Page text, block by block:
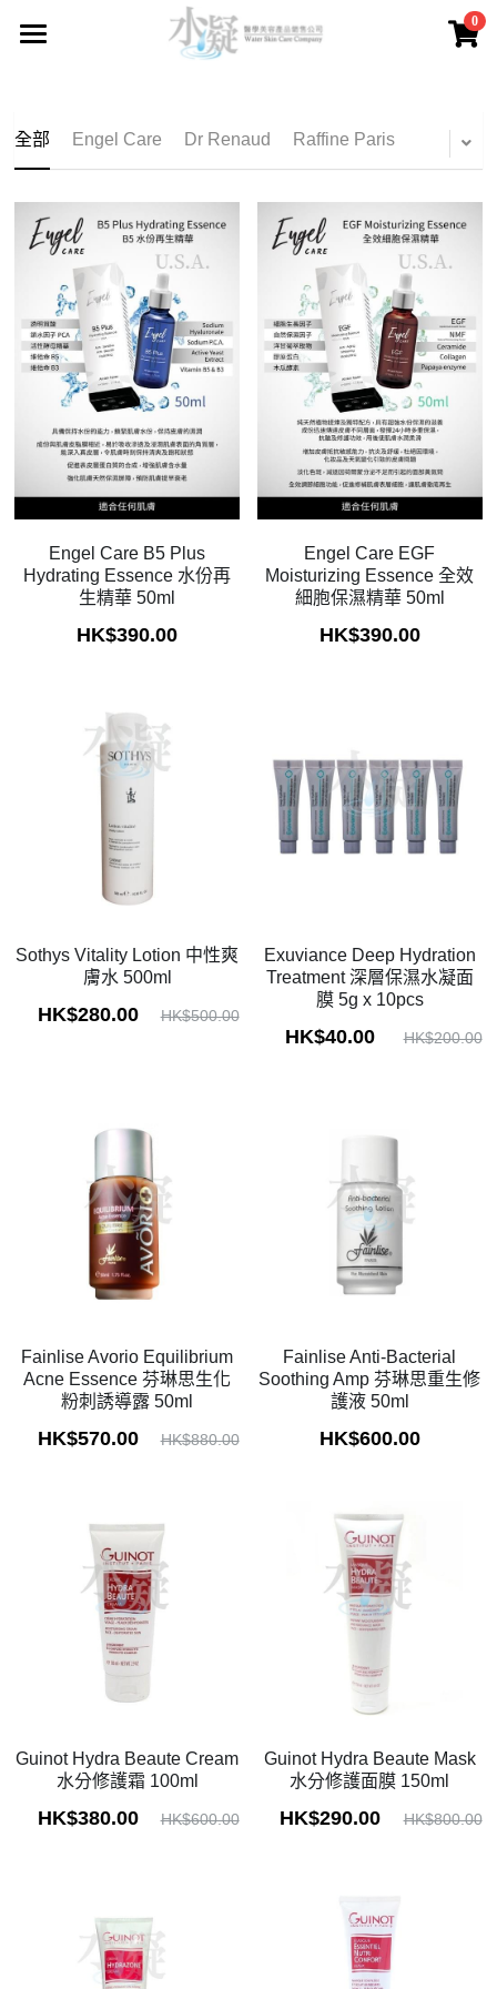
0
Engel Care
Dr Renaud
Raffine Paris
Sothys
Guinot
Fainlise
送貨及付款方法
購物保證
售後服務
常見問題
聯繫我們
登錄/註冊
全部 Engel Care Dr Renaud Raffine Paris
Engel Care B5 Plus
Hydrating Essence 水份再
生精華 50ml
HK$390.00
Engel Care EGF
Moisturizing Essence 全效
細胞保濕精華 50ml
HK$390.00
Sothys Vitality Lotion 中性爽
膚水 500ml
HK$280.00 HK$500.00
Exuviance Deep Hydration
Treatment 深層保濕水凝面
膜 5g x 10pcs
HK$40.00 HK$200.00
Fainlise Avorio Equilibrium
Acne Essence 芬琳思生化
粉刺誘導露 50ml
HK$570.00 HK$880.00
Fainlise Anti-Bacterial
Soothing Amp 芬琳思重生修
護液 50ml
HK$600.00
Guinot Hydra Beaute Cream
水分修護霜 100ml
HK$380.00 HK$600.00
Guinot Hydra Beaute Mask
水分修護面膜 150ml
HK$290.00 HK$800.00
×
商品分類